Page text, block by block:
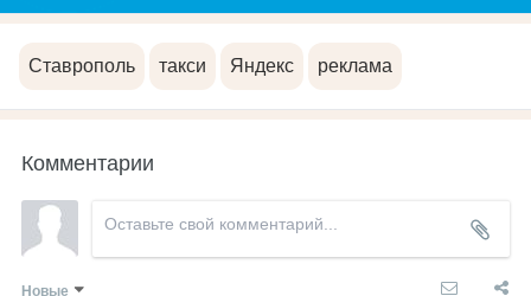
Ставрополь такси Яндекс реклама
Комментарии
Новые